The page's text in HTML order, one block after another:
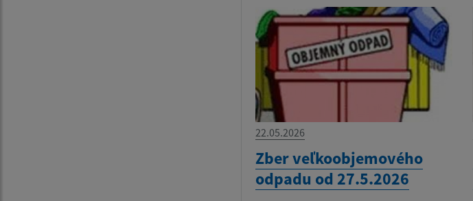
22.05.2026
Zber veľkoobjemového
odpadu od 27.5.2026